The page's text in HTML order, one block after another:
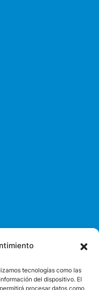
tecnologías como las
del dispositivo. El
procesar datos como